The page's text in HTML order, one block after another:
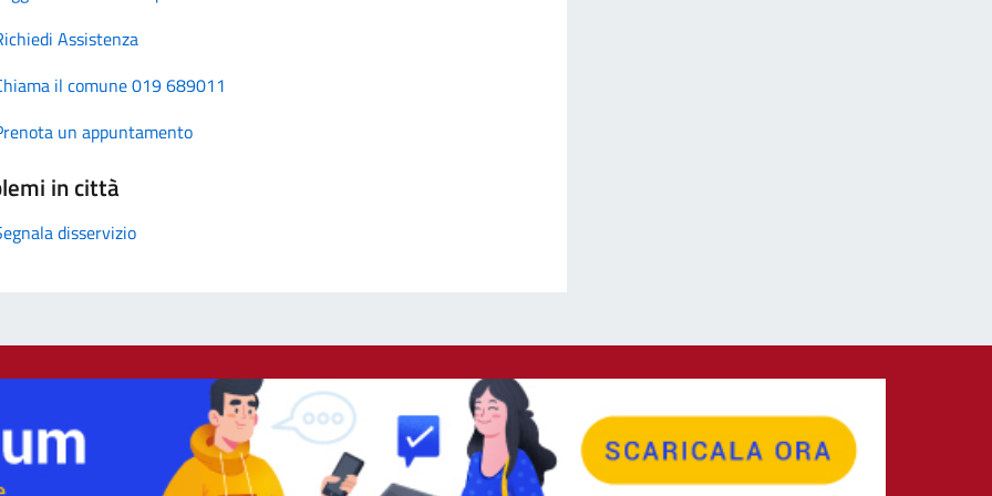
Assistenza
il comune 019 689011
un appuntamento
in città
disservizio